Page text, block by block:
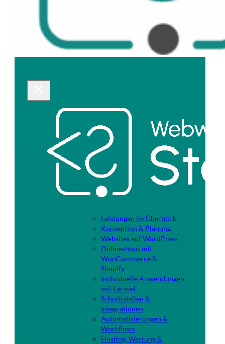
Leistungen im Überblick
Konzeption & Planung
Websites auf WordPress
Onlineshops mit
WooCommerce &
Shopify
Individuelle Anwendungen
mit Laravel
Schnittstellen &
Integrationen
Automatisierungen &
Workflows
Hosting, Wartung &